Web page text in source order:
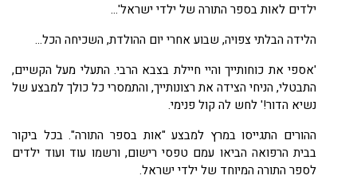
ילדים לאות בספר התורה של ילדי ישראל'...
הלידה הבלתי צפויה, שבוע אחרי יום ההולדת, השכיחה הכל...
'אספי את כוחותייך והיי חיילת בצבא הרבי. התעלי מעל הקשיים,
התבטלי, הניחי הצידה את רצונותייך, והתמסרי כל כולך למבצע של
נשיא הדור!' לחש לה קול פנימי.
ההורים התגייסו במרץ למבצע "אות בספר התורה". בכל ביקור
בבית הרפואה הביאו עמם טפסי רישום, ורשמו עוד ועוד ילדים
לספר התורה המיוחד של ילדי ישראל.